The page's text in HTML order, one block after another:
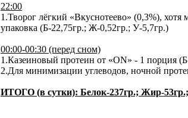
22:00
1.Творог лёгкий «Вкуснотеево» (0,3%),
упаковка (Б-22,75гр.; Ж-0,52гр.; У-5,7гр.)
00:00-00:30 (перед сном)
1.Казеиновый протеин от «ON» - 1 порция
2.Для минимизации углеводов, ночной
ИТОГО (в сутки): Белок-237гр.; Жир-